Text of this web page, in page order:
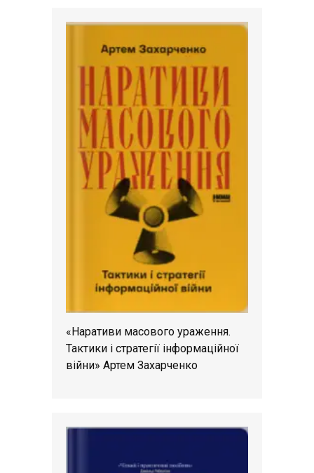
«Наративи масового ураження.
Тактики і стратегії інформаційної
війни» Артем Захарченко